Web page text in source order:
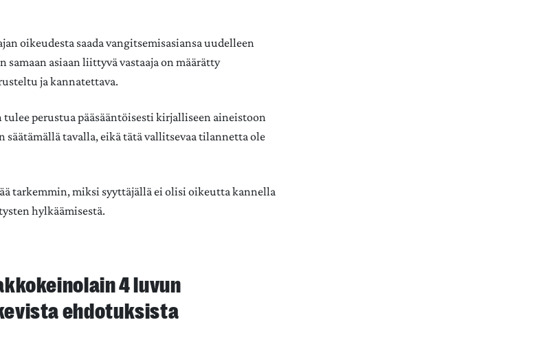
oikeudesta saada vangitsemisasiansa uudelleen
asiaan liittyvä vastaaja on määrätty
ja kannatettava.
tulee perustua pääsääntöisesti kirjalliseen aineistoon
säätämällä tavalla, eikä tätä vallitsevaa tilannetta ole
tarkemmin, miksi syyttäjällä ei olisi oikeutta kannella
hylkäämisestä.
4 luvun
ehdotuksista